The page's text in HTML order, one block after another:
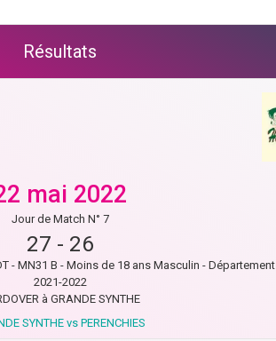
Résultats
mai 2022
Jour de Match N° 7
27 - 26
- MN31 B - Moins de 18 ans Masculin - Département
2021-2022
à GRANDE SYNTHE
SYNTHE vs PERENCHIES